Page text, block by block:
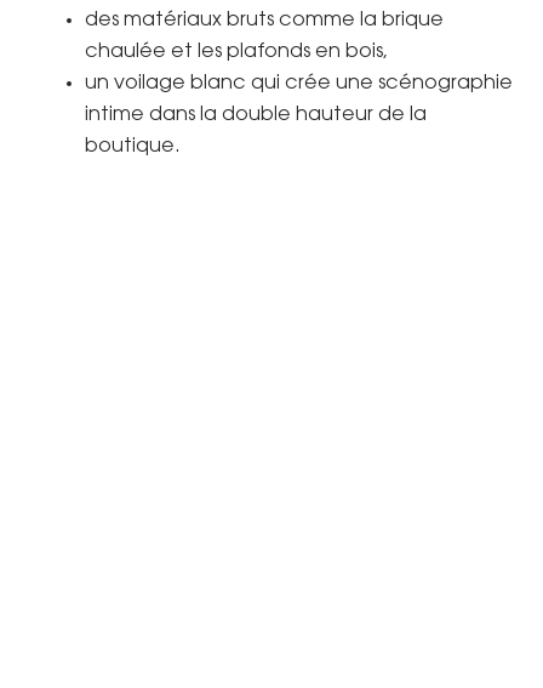
des matériaux bruts comme la brique
chaulée et les plafonds en bois,
un voilage blanc qui crée une scénographie
intime dans la double hauteur de la
boutique.